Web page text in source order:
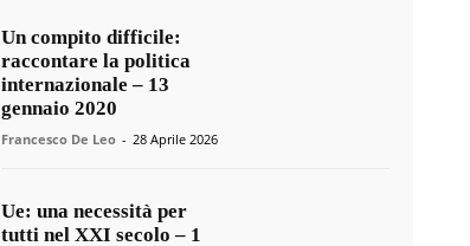
Un compito difficile:
raccontare la politica
internazionale – 13
gennaio 2020
Francesco De Leo - 28 Aprile 2026
Ue: una necessità per
tutti nel XXI secolo – 1